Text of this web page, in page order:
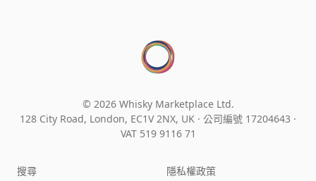
© 2026 Whisky Marketplace Ltd.
128 City Road, London, EC1V 2NX, UK · 公司編號 17204643 ·
VAT 519 9116 71
搜尋 隱私權政策